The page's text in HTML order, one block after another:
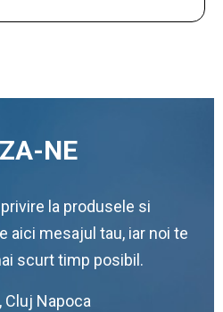
NE
la produsele si
aici mesajul tau, iar noi te
scurt timp posibil.
Cluj Napoca